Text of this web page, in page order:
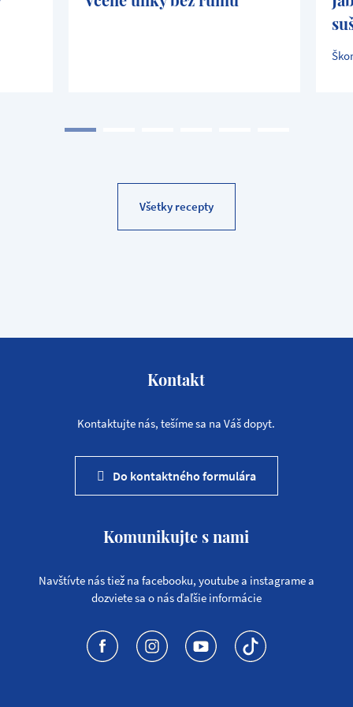
Všetky recepty
Kontakt
Kontaktujte nás, tešíme sa na Váš dopyt.
Do kontaktného formulára
Komunikujte s nami
Navštívte nás tiež na facebooku, youtube a instagrame a
dozviete sa o nás ďaľšie informácie